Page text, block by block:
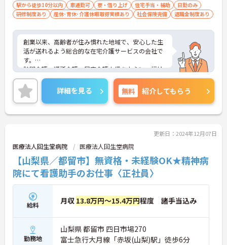
駅から徒歩10分以内 車通勤可 寮・借り上げ 住宅手当・補助
日勤のみ
研修制度あり
産休･育休･介護休暇取得実績あり 社会保険完備 退職金制度あり
創業以来、高齢者が住み慣れた地域で、安心した生
活が送れるよう総合的な在宅介護サービスの会社で
す。
訪問介護、通所介護、居宅介護支援を中心に、福祉
用具、訪問入浴、小規模多機能型居宅介護等、幅広
いサービスを提供することで利用者様だけでなく、
社員もイキイキと出来る会社を目指し甲府エリアを
中心に現在も成長し続けています。
詳細を見る 無料 紹介してもらう
更新日：2024年12月07日
医療法人回生堂病院 医療法人回生堂病院
【山梨県／都留市】無資格・未経験OK★精神病
院にて看護助手のお仕事〈正社員〉
給料 月収 13.8万円～15.4万円程度 諸手当込み
勤務地
山梨県 都留市 四日市場270
富士急行大月線「赤坂(山梨)駅」徒歩6分